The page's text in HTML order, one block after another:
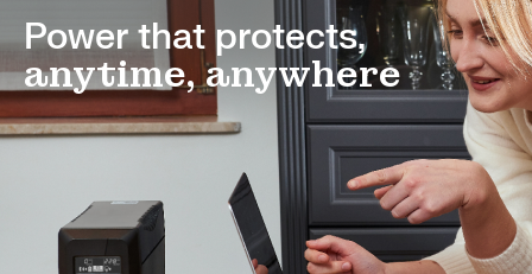
Power that protects,
anytime, anywhere